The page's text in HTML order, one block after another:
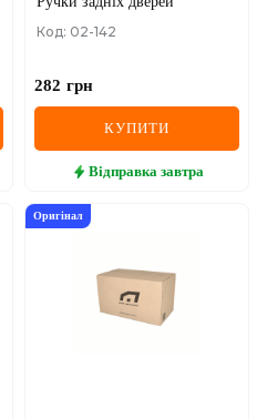
Код: 02-142
282 грн
КУПИТИ
Відправка завтра
Оригінал